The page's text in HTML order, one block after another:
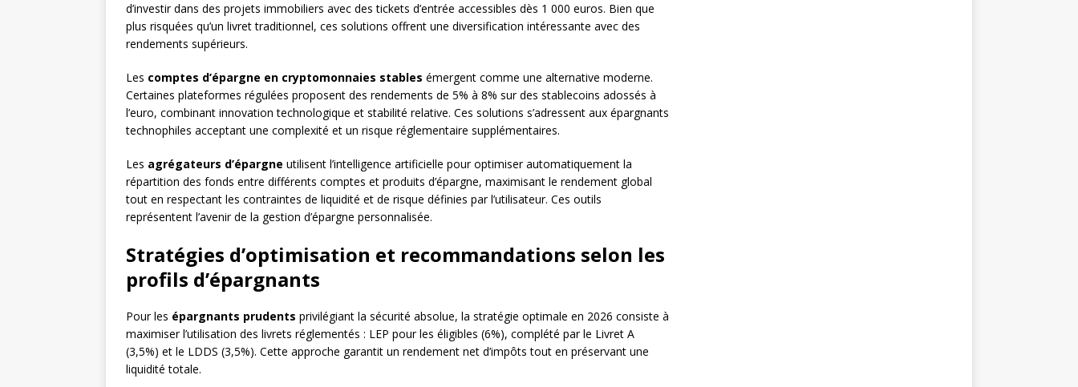
d’investir dans des projets immobiliers avec des tickets d’entrée accessibles dès 1 000 euros. Bien que
plus risquées qu’un livret traditionnel, ces solutions offrent une diversification intéressante avec des
rendements supérieurs.
Les comptes d’épargne en cryptomonnaies stables émergent comme une alternative moderne.
Certaines plateformes régulées proposent des rendements de 5% à 8% sur des stablecoins adossés à
l’euro, combinant innovation technologique et stabilité relative. Ces solutions s’adressent aux épargnants
technophiles acceptant une complexité et un risque réglementaire supplémentaires.
Les agrégateurs d’épargne utilisent l’intelligence artificielle pour optimiser automatiquement la
répartition des fonds entre différents comptes et produits d’épargne, maximisant le rendement global
tout en respectant les contraintes de liquidité et de risque définies par l’utilisateur. Ces outils
représentent l’avenir de la gestion d’épargne personnalisée.
Stratégies d’optimisation et recommandations selon les
profils d’épargnants
Pour les épargnants prudents privilégiant la sécurité absolue, la stratégie optimale en 2026 consiste à
maximiser l’utilisation des livrets réglementés : LEP pour les éligibles (6%), complété par le Livret A
(3,5%) et le LDDS (3,5%). Cette approche garantit un rendement net d’impôts tout en préservant une
liquidité totale.